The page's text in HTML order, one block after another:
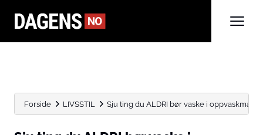
Forside LIVSSTIL Sju ting du ALDRI bør vaske i